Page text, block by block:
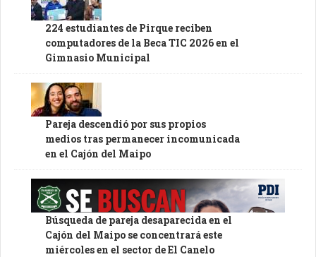
224 estudiantes de Pirque reciben
computadores de la Beca TIC 2026 en el
Gimnasio Municipal
Pareja descendió por sus propios
medios tras permanecer incomunicada
en el Cajón del Maipo
Búsqueda de pareja desaparecida en el
Cajón del Maipo se concentrará este
miércoles en el sector de El Canelo